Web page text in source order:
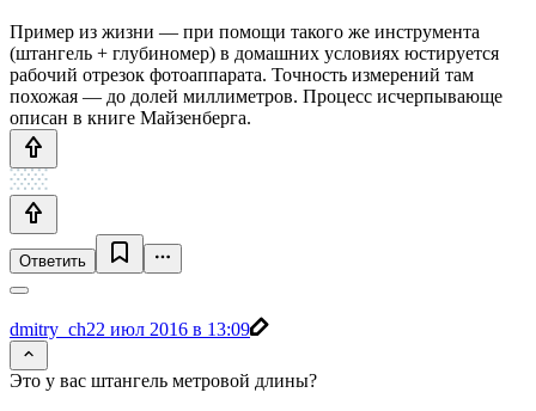
Пример из жизни — при помощи такого же инструмента
(штангель + глубиномер) в домашних условиях юстируется
рабочий отрезок фотоаппарата. Точность измерений там
похожая — до долей миллиметров. Процесс исчерпывающе
описан в книге Майзенберга.
Ответить
dmitry_ch22 июл 2016 в 13:09
Это у вас штангель метровой длины?